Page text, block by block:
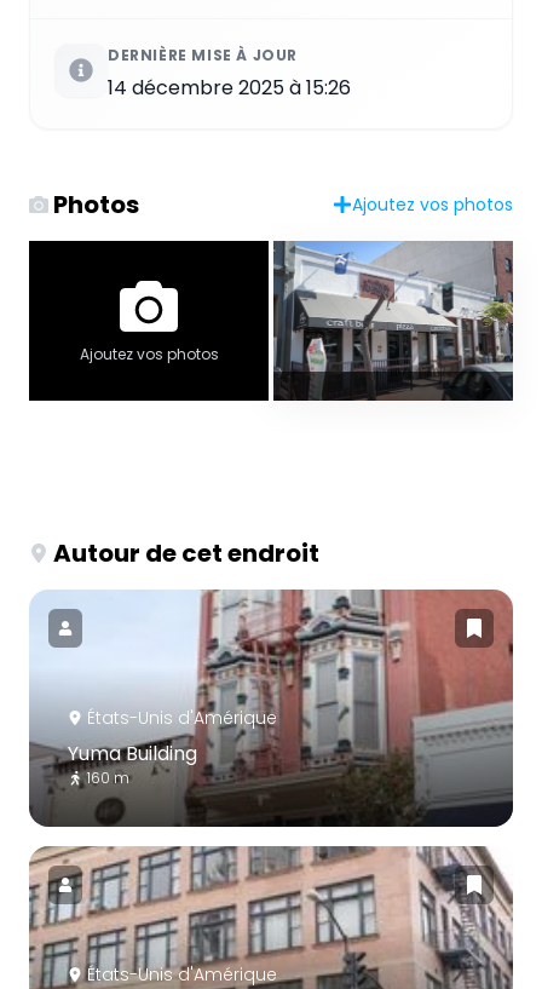
DERNIÈRE MISE À JOUR
14 décembre 2025 à 15:26
Photos Ajoutez vos photos
Ajoutez vos photos
Autour de cet endroit
États-Unis d'Amérique
Yuma Building
160 m
États-Unis d'Amérique